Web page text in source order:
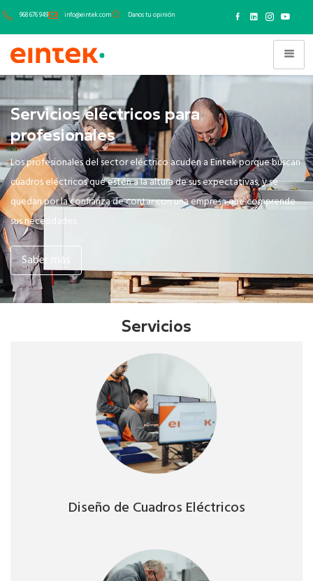
968 676 949 info@eintek.com Danos tu opinión
Servicios eléctricos para
profesionales
Los profesionales del sector eléctrico acuden a Eintek porque buscan
cuadros eléctricos que estén a la altura de sus expectativas, y se
quedan por la confianza de contar con una empresa que comprende
sus necesidades.
Saber más
Servicios
Diseño de Cuadros Eléctricos